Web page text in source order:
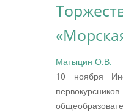
Матыцин О.В.
10 ноября